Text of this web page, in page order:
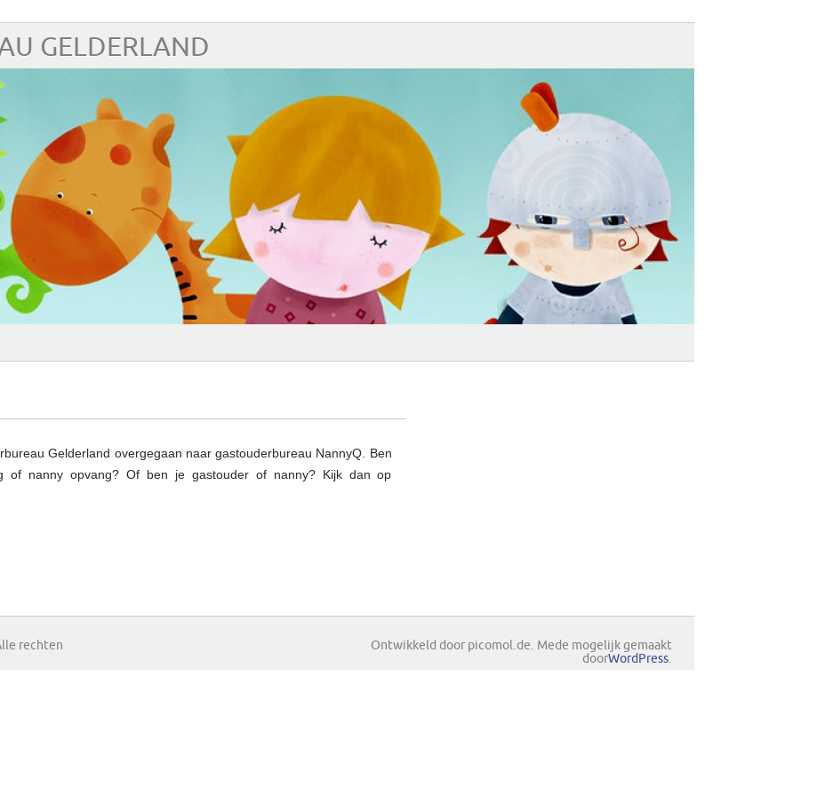
GELDERLAND
Gelderland overgegaan naar gastouderbureau NannyQ. Ben
of nanny opvang? Of ben je gastouder of nanny? Kijk dan op
rechten
Ontwikkeld door picomol.de. Mede mogelijk gemaakt
doorWordPress.